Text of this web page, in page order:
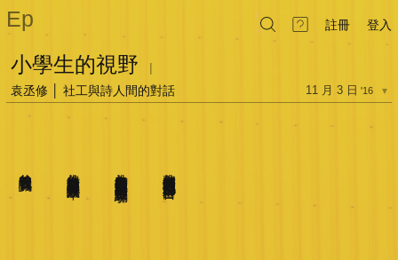
Ep 註冊 登入
小學生的視野
|
袁丞修 │ 社工與詩人間的對話
11 月 3 日 '16 ▼